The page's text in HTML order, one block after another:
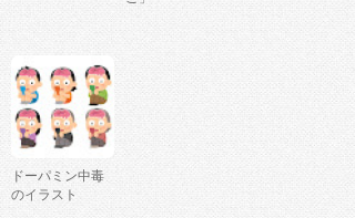
ドーパミン中毒
のイラスト